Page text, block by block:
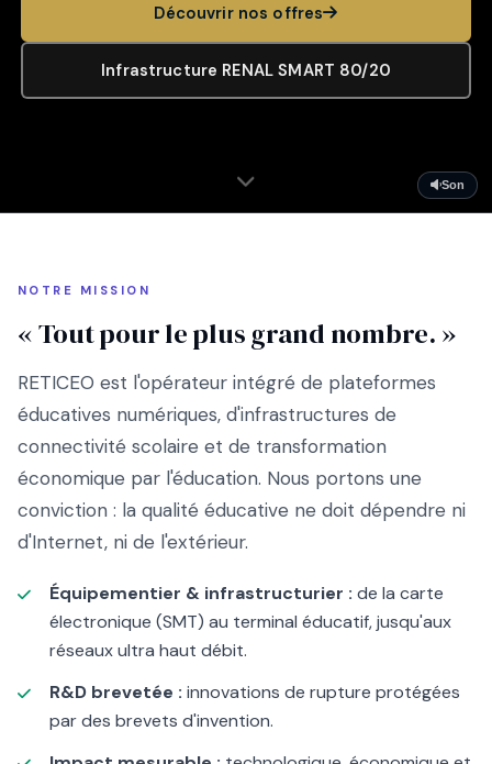
Son
Découvrir nos offres
Infrastructure RENAL SMART 80/20
NOTRE MISSION
« Tout pour le plus grand nombre. »
RETICEO est l'opérateur intégré de plateformes
éducatives numériques, d'infrastructures de
connectivité scolaire et de transformation
économique par l'éducation. Nous portons une
conviction : la qualité éducative ne doit dépendre ni
d'Internet, ni de l'extérieur.
Équipementier & infrastructurier : de la carte
électronique (SMT) au terminal éducatif, jusqu'aux
réseaux ultra haut débit.
R&D brevetée : innovations de rupture protégées
par des brevets d'invention.